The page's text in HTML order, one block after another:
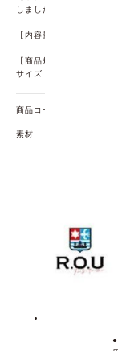
しました。
【内容量】300mL
【商品規格】
サイズ：(約
商品コード
素材